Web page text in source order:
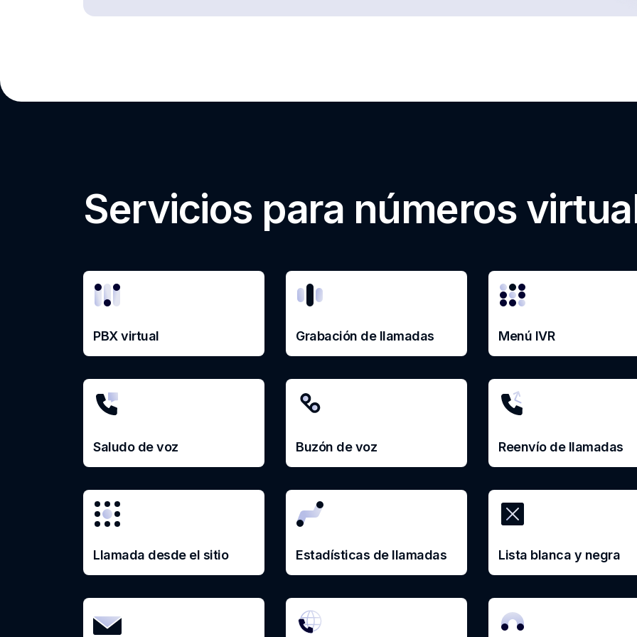
Servicios para números
PBX virtual Grabación de llamadas Menú IVR
Saludo de voz Buzón de voz Reenvío de llamadas
Llamada desde el sitio Estadísticas de llamadas Lista blanca y negra